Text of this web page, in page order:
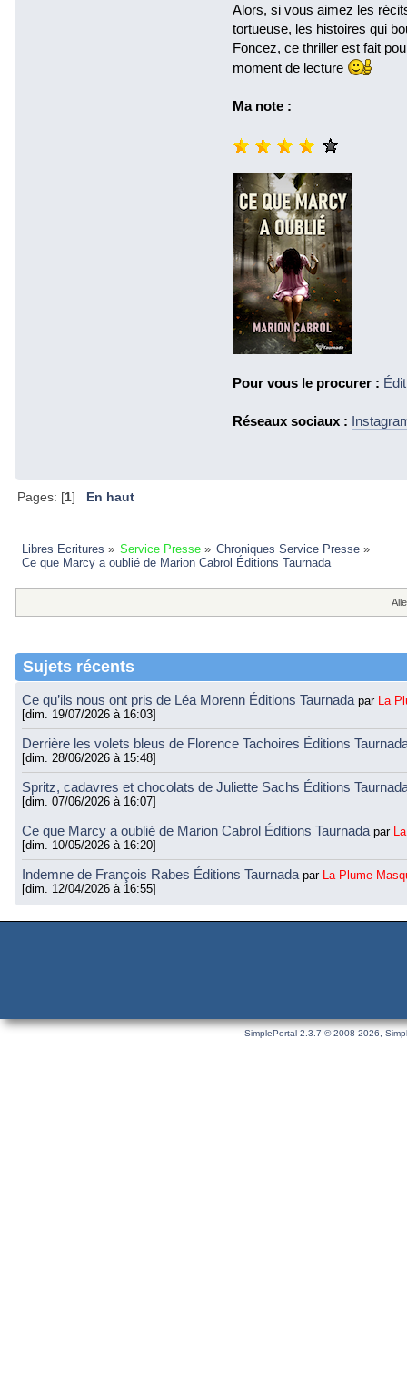
Alors, si vous aimez les
tortueuse, les histoires qui
Foncez, ce thriller est fait
moment de lecture
Ma note :
Pour vous le procurer :
Réseaux sociaux :
Pages: [1] En haut
Libres Ecritures » Service Presse» Chroniques Service Presse »
Ce que Marcy a oublié de Marion Cabrol Éditions Taurnada
Sujets récents
Ce qu’ils nous ont pris de Léa Morenn Éditions Taurnada par La
[dim. 19/07/2026 à 16:03]
Derrière les volets bleus de Florence Tachoires Éditions
[dim. 28/06/2026 à 15:48]
Spritz, cadavres et chocolats de Juliette Sachs Éditions
[dim. 07/06/2026 à 16:07]
Ce que Marcy a oublié de Marion Cabrol Éditions Taurnada par
[dim. 10/05/2026 à 16:20]
Indemne de François Rabes Éditions Taurnada par La Plume
[dim. 12/04/2026 à 16:55]
SimplePortal 2.3.7 © 2008-2026,